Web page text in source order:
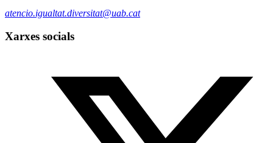
atencio.igualtat.diversitat@uab.cat
Xarxes socials